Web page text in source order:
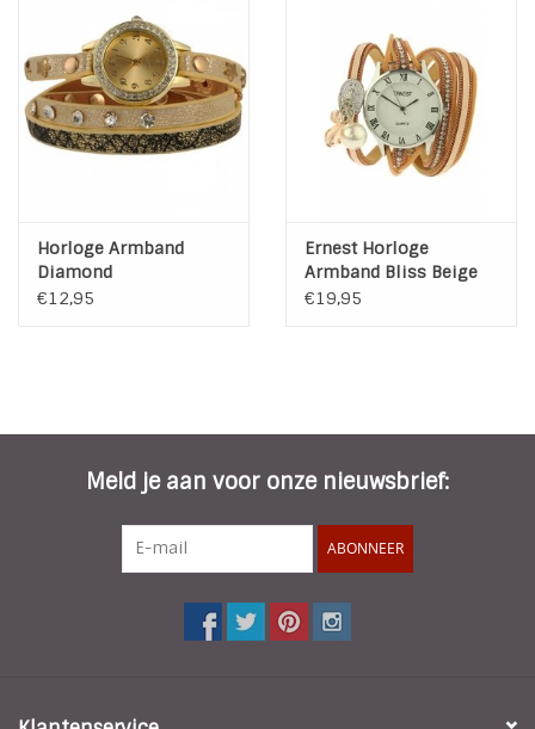
* Waterdichtheid: 3 ATM
Horloge Armband
Diamond
€12,95
Ernest Horloge
Armband Bliss Beige
Silver Nude 2
€19,95
Meld je aan voor onze nieuwsbrief:
ABONNEER